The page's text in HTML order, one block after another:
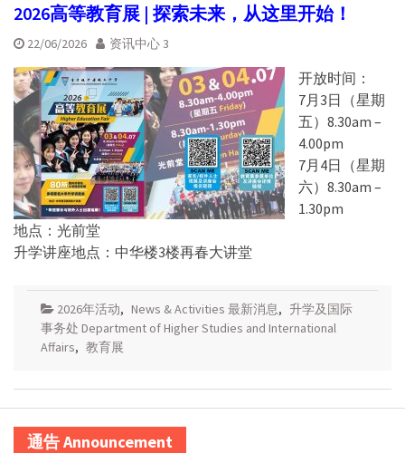
2026高等教育展 | 探索未来，从这里开始！
22/06/2026 资讯中心 3
开放时间：
7月3日（星期
五）8.30am –
4.00pm
7月4日（星期
六）8.30am –
1.30pm
地点：光前堂
升学讲座地点：中华楼3楼再春大讲堂
2026年活动, News & Activities 最新消息, 升学及国际
事务处 Department of Higher Studies and International
Affairs, 教育展
通告 Announcement